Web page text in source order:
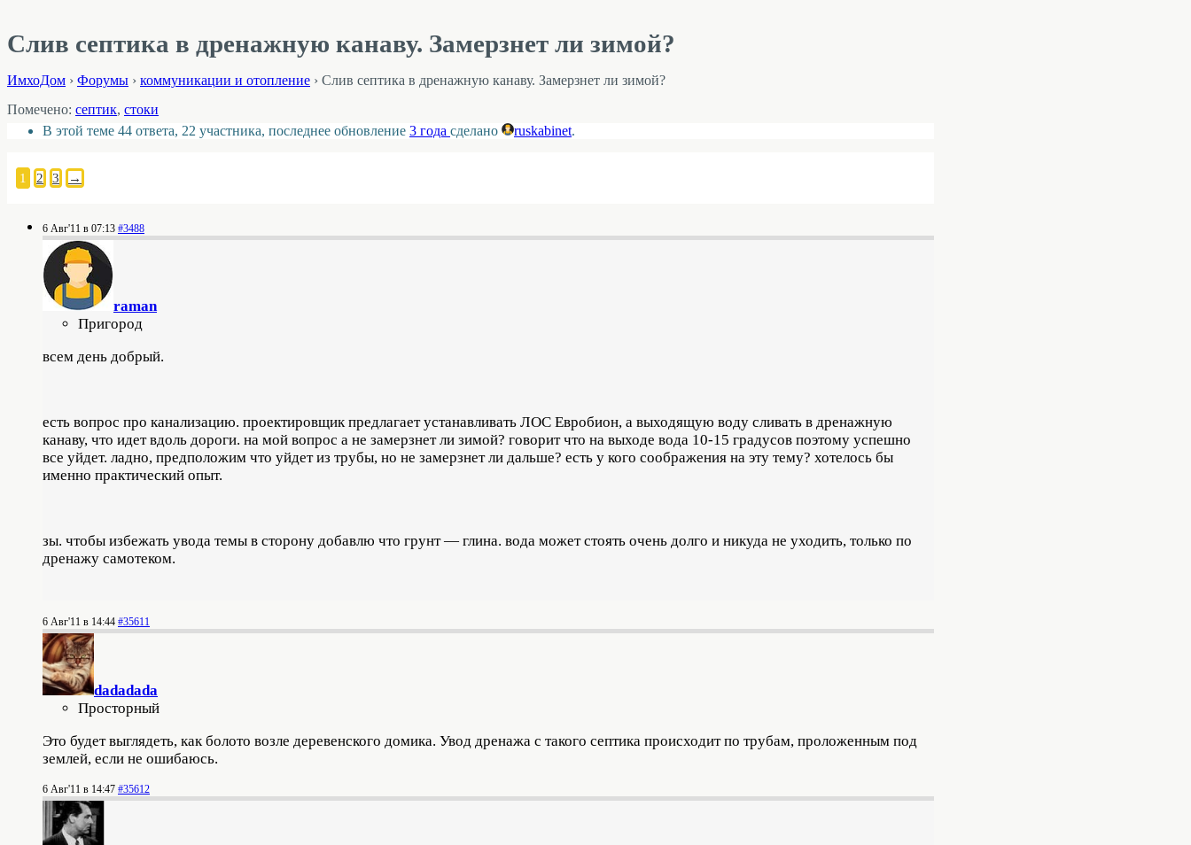
Слив септика в дренажную канаву. Замерзнет ли зимой?
ИмхоДом › Форумы › коммуникации и отопление › Слив септика в дренажную канаву. Замерзнет ли зимой?
Помечено: септик, стоки
В этой теме 44 ответа, 22 участника, последнее обновление 3 года сделано ruskabinet.
1 2 3 →
6 Авг'11 в 07:13 #3488
raman
Пригород
всем день добрый.
есть вопрос про канализацию. проектировщик предлагает устанавливать ЛОС Евробион, а выходящую воду сливать в дренажную
канаву, что идет вдоль дороги. на мой вопрос а не замерзнет ли зимой? говорит что на выходе вода 10-15 градусов поэтому успешно
все уйдет. ладно, предположим что уйдет из трубы, но не замерзнет ли дальше? есть у кого соображения на эту тему? хотелось бы
именно практический опыт.
зы. чтобы избежать увода темы в сторону добавлю что грунт — глина. вода может стоять очень долго и никуда не уходить, только по
дренажу самотеком.
6 Авг'11 в 14:44 #35611
dadadada
Просторный
Это будет выглядеть, как болото возле деревенского домика. Увод дренажа с такого септика происходит по трубам, проложенным под
землей, если не ошибаюсь.
6 Авг'11 в 14:47 #35612